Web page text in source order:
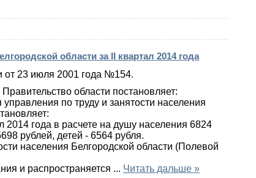
области за II квартал 2014 года
от 23 июля 2001 года №154.
области постановляет:
по труду и занятости населения
2014 года в расчете на душу населения 6824
рублей, детей - 6564 рубля.
населения Белгородской области (Полевой
и распространяется ... Читать дальше »